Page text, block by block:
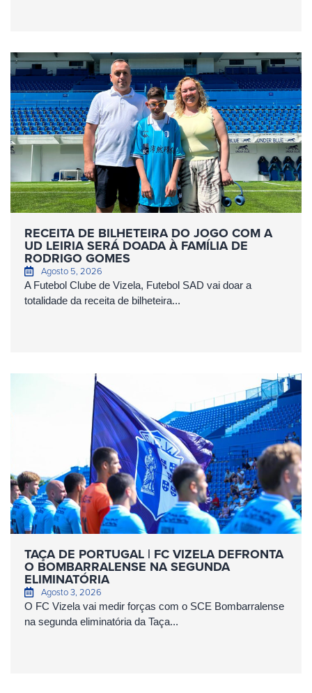
RECEITA DE BILHETEIRA DO JOGO COM A
UD LEIRIA SERÁ DOADA À FAMÍLIA DE
RODRIGO GOMES
Agosto 5, 2026
A Futebol Clube de Vizela, Futebol SAD vai doar a
totalidade da receita de bilheteira...
TAÇA DE PORTUGAL | FC VIZELA DEFRONTA
O BOMBARRALENSE NA SEGUNDA
ELIMINATÓRIA
Agosto 3, 2026
O FC Vizela vai medir forças com o SCE Bombarralense
na segunda eliminatória da Taça...